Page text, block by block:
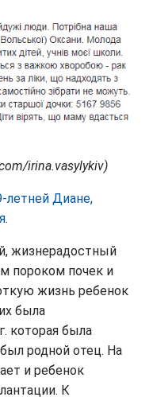
irina.vasylykiv)
летней Диане,
.
жизнерадостный
пороком почек и
жизнь ребенок
была
которая была
родной отец. На
и ребенок
К